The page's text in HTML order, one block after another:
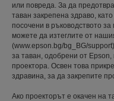
или повреда. За да
таван закрепена здраво,
посочени в ръководството
можете да изтеглите от
(www.epson.bg/bg_BG/
за таван, одобрени от
проектора. Освен това
здравина, за да закрепите
Ако проекторът е окачен на